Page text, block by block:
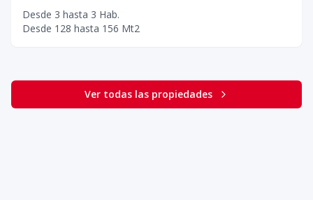
Desde 3 hasta 3 Hab.
Desde 128 hasta 156 Mt2
Ver todas las propiedades